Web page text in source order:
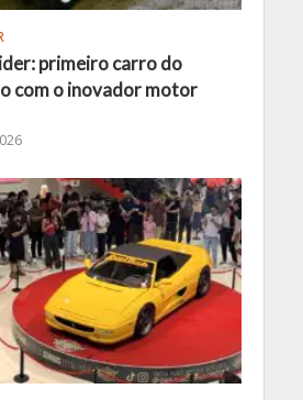
primeiro carro do
com o inovador motor